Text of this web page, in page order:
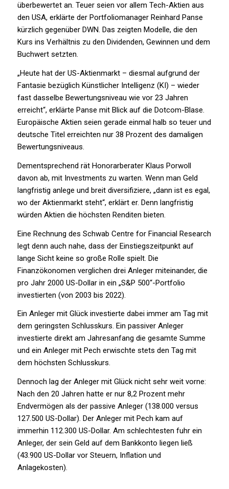
überbewertet an. Teuer seien vor allem Tech-Aktien aus
den USA, erklärte der Portfoliomanager Reinhard Panse
kürzlich gegenüber DWN. Das zeigten Modelle, die den
Kurs ins Verhältnis zu den Dividenden, Gewinnen und dem
Buchwert setzten.
„Heute hat der US-Aktienmarkt – diesmal aufgrund der
Fantasie bezüglich Künstlicher Intelligenz (KI) – wieder
fast dasselbe Bewertungsniveau wie vor 23 Jahren
erreicht“, erklärte Panse mit Blick auf die Dotcom-Blase.
Europäische Aktien seien gerade einmal halb so teuer und
deutsche Titel erreichten nur 38 Prozent des damaligen
Bewertungsniveaus.
Dementsprechend rät Honorarberater Klaus Porwoll
davon ab, mit Investments zu warten. Wenn man Geld
langfristig anlege und breit diversifiziere, „dann ist es egal,
wo der Aktienmarkt steht“, erklärt er. Denn langfristig
würden Aktien die höchsten Renditen bieten.
Eine Rechnung des Schwab Centre for Financial Research
legt denn auch nahe, dass der Einstiegszeitpunkt auf
lange Sicht keine so große Rolle spielt. Die
Finanzökonomen verglichen drei Anleger miteinander, die
pro Jahr 2000 US-Dollar in ein „S&P 500“-Portfolio
investierten (von 2003 bis 2022).
Ein Anleger mit Glück investierte dabei immer am Tag mit
dem geringsten Schlusskurs. Ein passiver Anleger
investierte direkt am Jahresanfang die gesamte Summe
und ein Anleger mit Pech erwischte stets den Tag mit
dem höchsten Schlusskurs.
Dennoch lag der Anleger mit Glück nicht sehr weit vorne:
Nach den 20 Jahren hatte er nur 8,2 Prozent mehr
Endvermögen als der passive Anleger (138.000 versus
127.500 US-Dollar). Der Anleger mit Pech kam auf
immerhin 112.300 US-Dollar. Am schlechtesten fuhr ein
Anleger, der sein Geld auf dem Bankkonto liegen ließ
(43.900 US-Dollar vor Steuern, Inflation und
Anlagekosten).